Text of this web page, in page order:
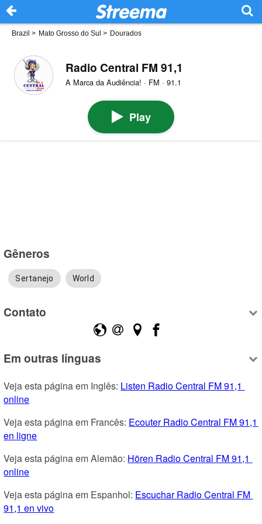
Brazil > Mato Grosso do Sul > Dourados
Radio Central FM 91,1
A Marca da Audiência! · FM · 91.1
Play
Gêneros
Sertanejo World
Contato
Em outras línguas
Veja esta página em Inglês: Listen Radio Central FM 91,1
online
Veja esta página em Francês: Ecouter Radio Central FM 91,1
en ligne
Veja esta página em Alemão: Hören Radio Central FM 91,1
online
Veja esta página em Espanhol: Escuchar Radio Central FM
91,1 en vivo